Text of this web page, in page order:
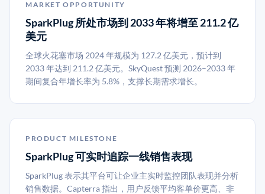
MARKET OPPORTUNITY
SparkPlug 所处市场到 2033 年将增至 211.2 亿
美元
全球火花塞市场 2024 年规模为 127.2 亿美元，预计到
2033 年达到 211.2 亿美元。SkyQuest 预测 2026–2033 年
期间复合年增长率为 5.8%，支撑长期需求增长。
PRODUCT MILESTONE
SparkPlug 可实时追踪一线销售表现
SparkPlug 表示其平台可让企业主实时监控团队表现并分析
销售数据。Capterra 指出，用户反馈平均客单价更高、非